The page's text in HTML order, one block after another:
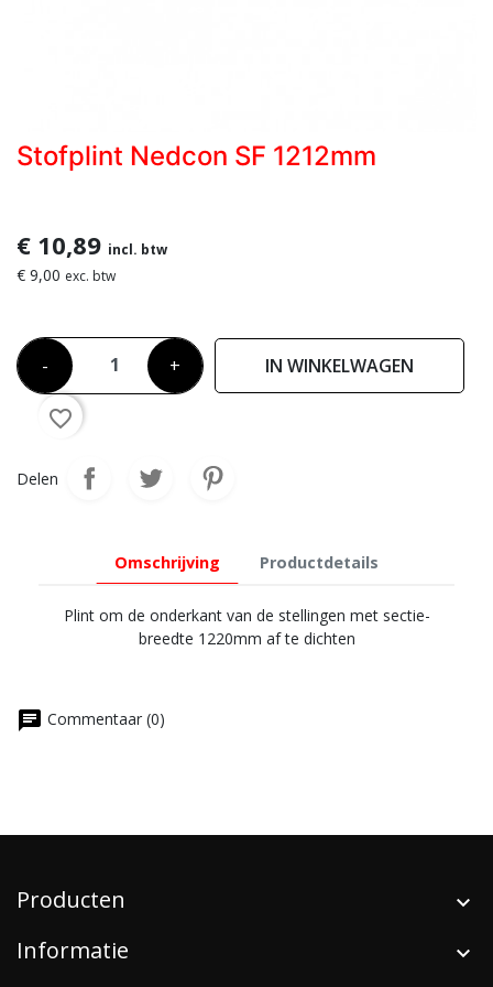
Stofplint Nedcon SF 1212mm
€ 10,89 incl. btw
€ 9,00 exc. btw
- + IN WINKELWAGEN
favorite_border
Delen
Omschrijving Productdetails
Plint om de onderkant van de stellingen met sectie-
breedte 1220mm af te dichten
chat Commentaar (0)
Producten
Informatie